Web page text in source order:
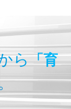
ら「育